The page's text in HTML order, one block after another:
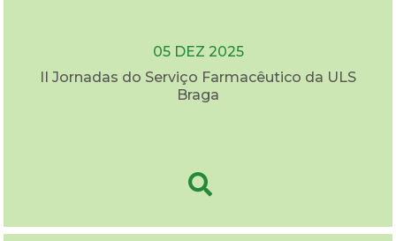
05 DEZ 2025
II Jornadas do Serviço Farmacêutico da ULS
Braga